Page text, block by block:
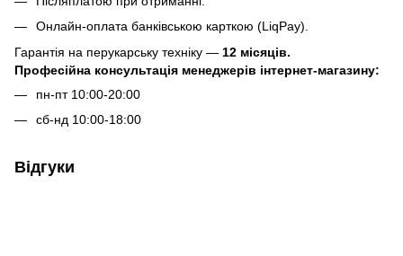
Онлайн-оплата банківською карткою (LiqPay).
Гарантія на перукарську техніку — 12 місяців.
Професійна консультація менеджерів інтернет-магазину:
пн-пт 10:00-20:00
сб-нд 10:00-18:00
Відгуки